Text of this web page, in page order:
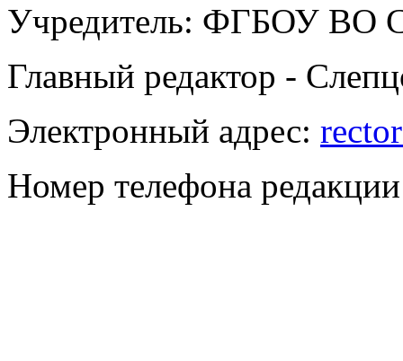
Учредитель: ФГБОУ ВО
Главный редактор -
Электронный адрес:
Номер телефона